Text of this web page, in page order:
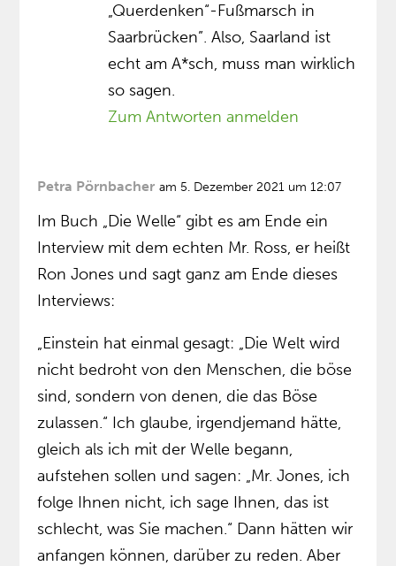
„Querdenken“-Fußmarsch in
Saarbrücken”. Also, Saarland ist
echt am A*sch, muss man wirklich
so sagen.
Zum Antworten anmelden
Petra Pörnbacher am 5. Dezember 2021 um 12:07
Im Buch „Die Welle“ gibt es am Ende ein
Interview mit dem echten Mr. Ross, er heißt
Ron Jones und sagt ganz am Ende dieses
Interviews:
„Einstein hat einmal gesagt: „Die Welt wird
nicht bedroht von den Menschen, die böse
sind, sondern von denen, die das Böse
zulassen.“ Ich glaube, irgendjemand hätte,
gleich als ich mit der Welle begann,
aufstehen sollen und sagen: „Mr. Jones, ich
folge Ihnen nicht, ich sage Ihnen, das ist
schlecht, was Sie machen.“ Dann hätten wir
anfangen können, darüber zu reden. Aber